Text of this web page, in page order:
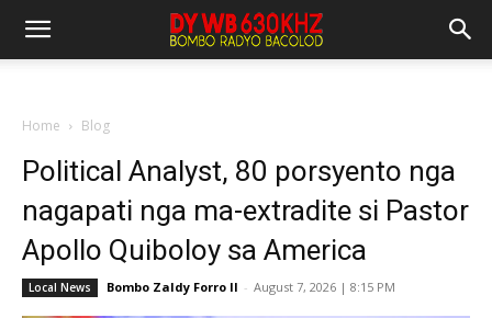
Home Blog
Political Analyst, 80 porsyento nga
nagapati nga ma-extradite si Pastor
Apollo Quiboloy sa America
Local News Bombo Zaldy Forro II - August 7, 2026 | 8:15 PM